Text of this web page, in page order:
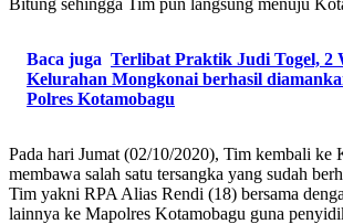
Baca juga Terlibat Praktik Judi Togel, 2
Kelurahan Mongkonai berhasil
Polres Kotamobagu
Pada hari Jumat (02/10/2020), Tim kembali ke
membawa salah satu tersangka yang sudah
Tim yakni RPA Alias Rendi (18) bersama
lainnya ke Mapolres Kotamobagu guna